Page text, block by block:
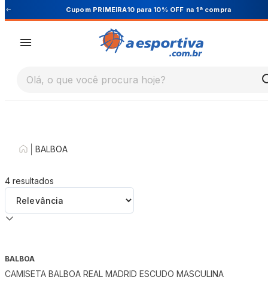
Cupom PRIMEIRA10 para 10% OFF na 1ª compra
Olá, o que você procura hoje?
BALBOA
4 resultados
BALBOA
CAMISETA BALBOA REAL MADRID ESCUDO MASCULINA